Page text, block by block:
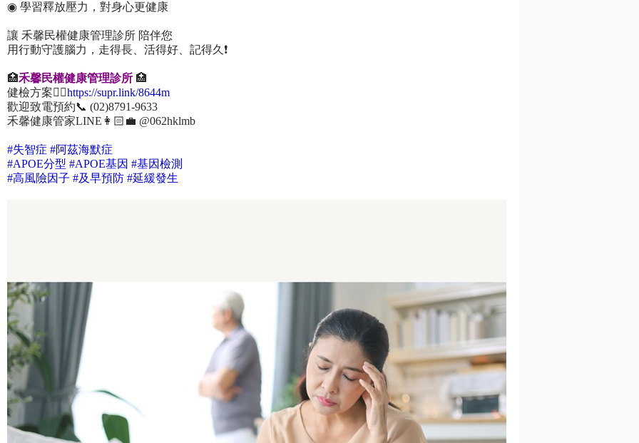
◉ 學習釋放壓力，對身心更健康
讓 禾馨民權健康管理診所 陪伴您
用行動守護腦力，走得長、活得好、記得久❗
🏥禾馨民權健康管理診所 🏥
健檢方案👉🏻https://supr.link/8644m
歡迎致電預約📞 (02)8791-9633
禾馨健康管家LINE👩🏻‍💼 @062hklmb
#失智症 #阿茲海默症
#APOE分型 #APOE基因 #基因檢測
#高風險因子 #及早預防 #延緩發生